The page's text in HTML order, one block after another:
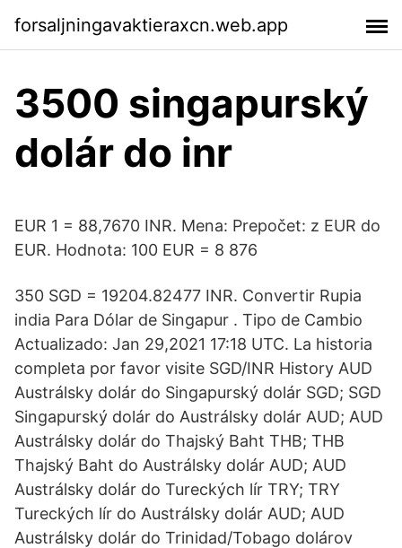
forsaljningavaktieraxcn.web.app
3500 singapurský
dolár do inr
EUR 1 = 88,7670 INR. Mena: Prepočet: z EUR do
EUR. Hodnota: 100 EUR = 8 876
350 SGD = 19204.82477 INR. Convertir Rupia
india Para Dólar de Singapur . Tipo de Cambio
Actualizado: Jan 29,2021 17:18 UTC. La historia
completa por favor visite SGD/INR History AUD
Austrálsky dolár do Singapurský dolár SGD; SGD
Singapurský dolár do Austrálsky dolár AUD; AUD
Austrálsky dolár do Thajský Baht THB; THB
Thajský Baht do Austrálsky dolár AUD; AUD
Austrálsky dolár do Tureckých lír TRY; TRY
Tureckých lír do Austrálsky dolár AUD; AUD
Austrálsky dolár do Trinidad/Tobago dolárov